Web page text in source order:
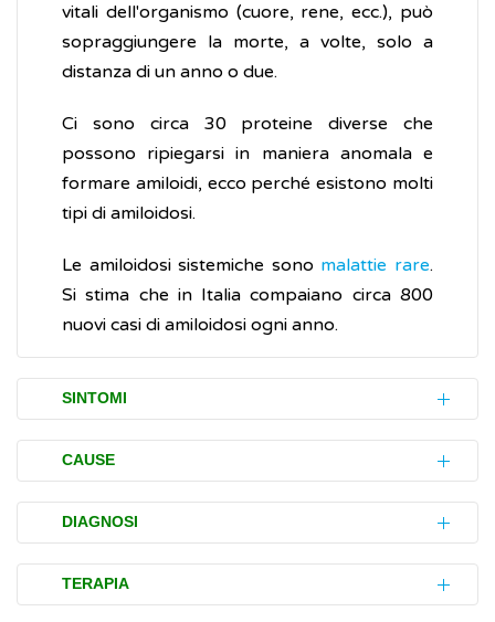
vitali dell'organismo (cuore, rene, ecc.), può
sopraggiungere la morte, a volte, solo a
distanza di un anno o due.
Ci sono circa 30 proteine ​​diverse che
possono ripiegarsi in maniera anomala e
formare amiloidi, ecco perché esistono molti
tipi di amiloidosi.
Le amiloidosi sistemiche sono malattie rare.
Si stima che in Italia compaiano circa 800
nuovi casi di amiloidosi ogni anno.
SINTOMI
L'amiloidosi può colpire qualsiasi organo e i
disturbi (sintomi) che provoca dipendono
dal tipo di organo interessato dall'accumulo
diproteineanomale. Più spesso, si deposita
nei reni e può causare
In questo caso, possono comparire
CAUSE
L'amiloidosi più comune è quella cosiddetta
primaria.Si verifica quando un'anomalia
nelle cellule plasmatiche presenti nel midollo
osseo (il tessuto spugnoso al centro di
DIAGNOSI
L'accertamento (diagnosi) dell'amiloidosi a
catena leggera (AL) può essere impegnativo
TERAPIA